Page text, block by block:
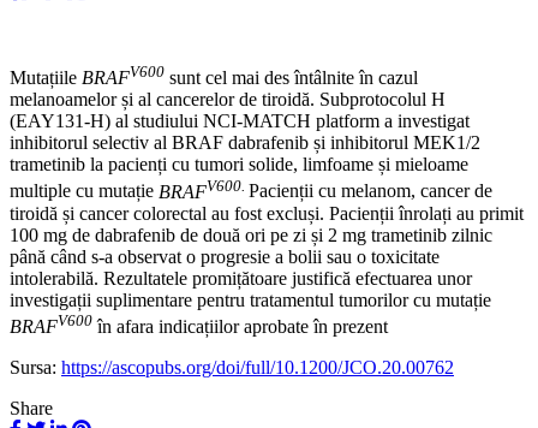
Mutațiile BRAFV600 sunt cel mai des întâlnite în cazul
melanoamelor și al cancerelor de tiroidă. Subprotocolul H
(EAY131-H) al studiului NCI-MATCH platform a investigat
inhibitorul selectiv al BRAF dabrafenib și inhibitorul MEK1/2
trametinib la pacienți cu tumori solide, limfoame și mieloame
multiple cu mutație BRAFV600. Pacienții cu melanom, cancer de
tiroidă și cancer colorectal au fost excluși. Pacienții înrolați au primit
100 mg de dabrafenib de două ori pe zi și 2 mg trametinib zilnic
până când s-a observat o progresie a bolii sau o toxicitate
intolerabilă. Rezultatele promițătoare justifică efectuarea unor
investigații suplimentare pentru tratamentul tumorilor cu mutație
BRAFV600 în afara indicațiilor aprobate în prezent
Sursa: https://ascopubs.org/doi/full/10.1200/JCO.20.00762
Share